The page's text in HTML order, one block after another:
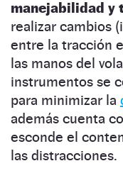
manejabilidad y
realizar cambios
entre la tracción
las manos del
instrumentos se
para minimizar la
además cuenta
esconde el
las distracciones.